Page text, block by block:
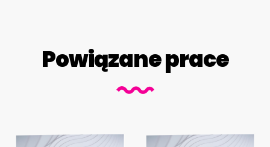
Powiązane prace